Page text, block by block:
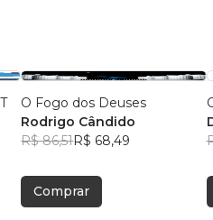
O Fogo dos Deuses
Rodrigo Cândido
R$ 86,51R$ 68,49
Comprar